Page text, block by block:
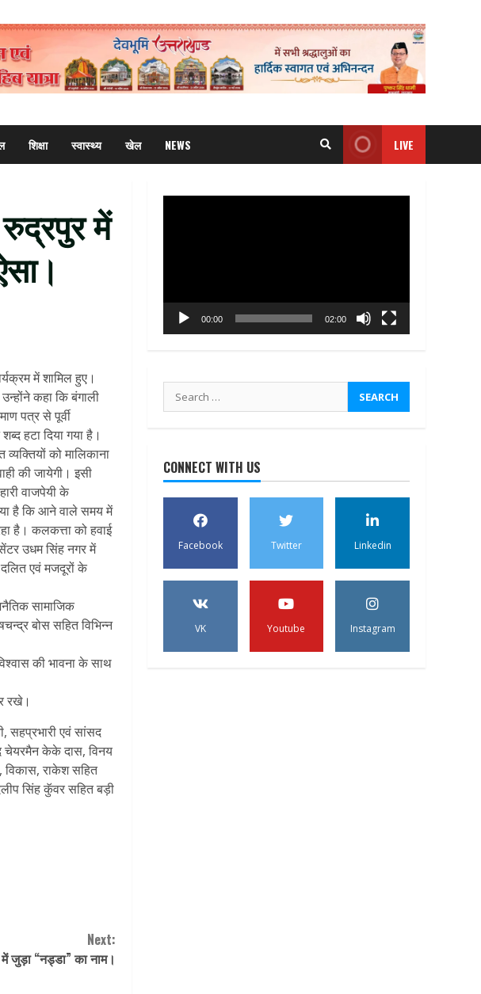
शिक्षा स्वास्थ्य खेल NEWS LIVE
रुद्रपुर में
में शामिल हुए।
कहा कि बंगाली
पत्र से पूर्वी
हटा दिया गया है।
को मालिकाना
की जायेगी। इसी
वाजपेयी के
है कि आने वाले समय में
है। कलकत्ता को हवाई
उधम सिंह नगर में
एवं मजदूरों के
सामाजिक
बोस सहित विभिन्न
की भावना के साथ
रखे।
सहप्रभारी एवं सांसद
चेयरमैन केके दास, विनय
विकास, राकेश सहित
सिंह कुॅवर सहित बड़ी
Next:
जुड़ा “नड्डा” का नाम।
00:00 02:00
Search
for:
CONNECT WITH US
Facebook Twitter Linkedin
VK Youtube Instagram